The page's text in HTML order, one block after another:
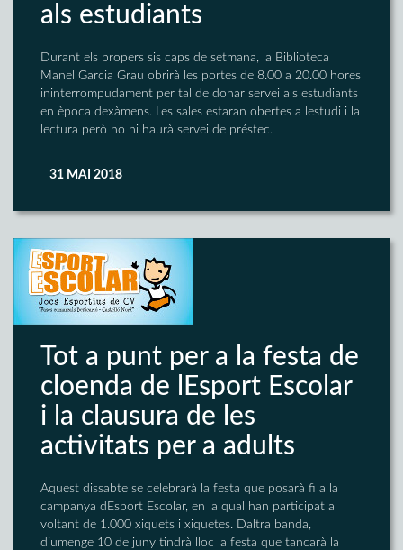
als estudiants
Durant els propers sis caps de setmana, la Biblioteca
Manel Garcia Grau obrirà les portes de 8.00 a 20.00 hores
ininterrompudament per tal de donar servei als estudiants
en època dexàmens. Les sales estaran obertes a lestudi i la
lectura però no hi haurà servei de préstec.
31 MAI 2018
Tot a punt per a la festa de
cloenda de lEsport Escolar
i la clausura de les
activitats per a adults
Aquest dissabte se celebrarà la festa que posarà fi a la
campanya dEsport Escolar, en la qual han participat al
voltant de 1.000 xiquets i xiquetes. Daltra banda,
diumenge 10 de juny tindrà lloc la festa que tancarà la